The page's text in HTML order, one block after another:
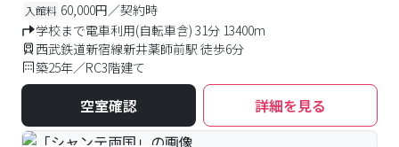
入館料 60,000円／契約時
学校まで電車利用(自転車含) 31分 13400m
西武鉄道新宿線新井薬師前駅 徒歩6分
築25年／RC3階建て
空室確認 詳細を見る